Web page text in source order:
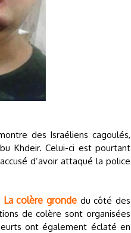
des Israéliens cagoulés,
Khdeir. Celui-ci est pourtant
d’avoir attaqué la police
La colère gronde du côté des
de colère sont organisées
ont également éclaté en